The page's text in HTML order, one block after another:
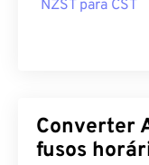
NZST para CST
Converter
fusos